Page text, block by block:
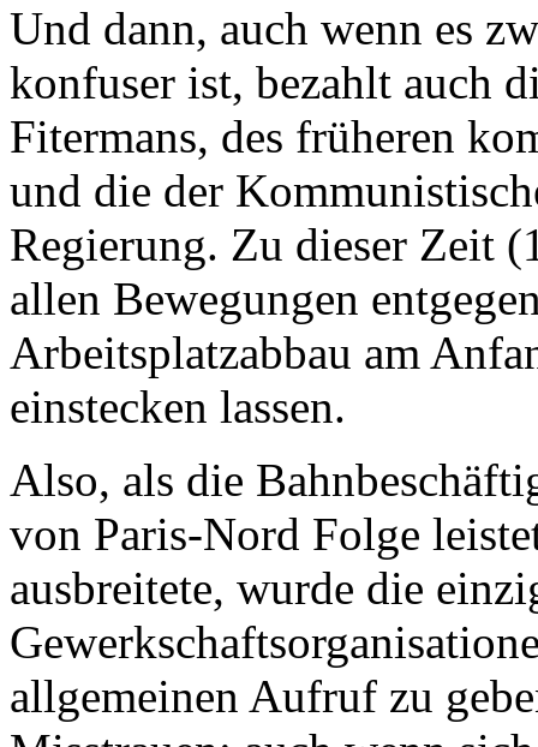
Und dann, auch wenn es
konfuser ist, bezahlt auch
Fitermans, des früheren
und die der
Regierung. Zu dieser Zeit
allen Bewegungen
Arbeitsplatzabbau am
einstecken lassen.
Also, als die
von Paris-Nord Folge
ausbreitete, wurde die
allgemeinen Aufruf zu